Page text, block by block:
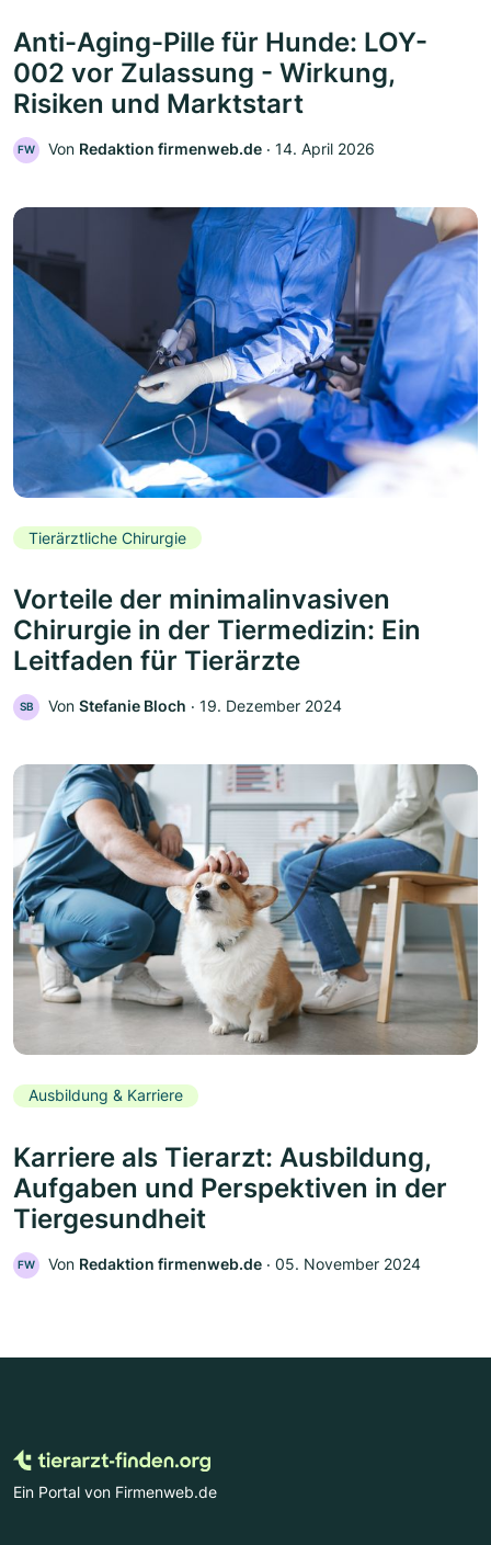
Anti-Aging-Pille für Hunde: LOY-
002 vor Zulassung - Wirkung,
Risiken und Marktstart
FW Von Redaktion firmenweb.de ‧ 14. April 2026
Tierärztliche Chirurgie
Vorteile der minimalinvasiven
Chirurgie in der Tiermedizin: Ein
Leitfaden für Tierärzte
SB Von Stefanie Bloch ‧ 19. Dezember 2024
Ausbildung & Karriere
Karriere als Tierarzt: Ausbildung,
Aufgaben und Perspektiven in der
Tiergesundheit
FW Von Redaktion firmenweb.de ‧ 05. November 2024
Ein Portal von Firmenweb.de